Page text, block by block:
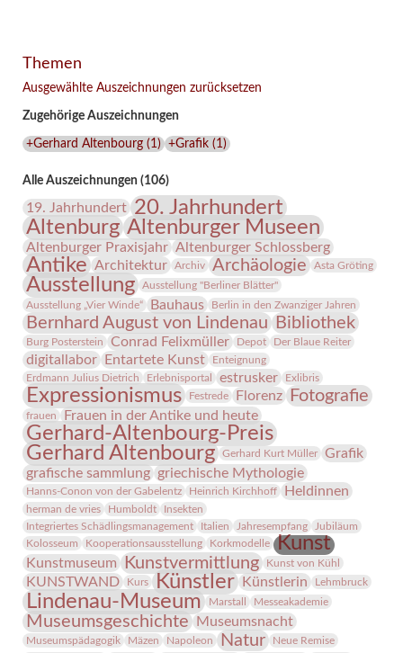
übernahm,
sie
sich
Menschen
leistete?“
Themen
Ausgewählte Auszeichnungen zurücksetzen
Zugehörige Auszeichnungen
+Gerhard Altenbourg(1 ) +Grafik(1 )
Alle Auszeichnungen (106)
19. Jahrhundert 20. Jahrhundert
Altenburg Altenburger Museen
Altenburger Praxisjahr Altenburger Schlossberg
Antike Architektur Archiv Archäologie Asta Gröting
Ausstellung
Ausstellung "Berliner Blätter"
Ausstellung „Vier Winde“
Bauhaus Berlin in den Zwanziger Jahren
Bernhard August von Lindenau Bibliothek
Burg Posterstein Conrad Felixmüller Depot Der Blaue Reiter
digitallabor Entartete Kunst
Enteignung
Erdmann Julius Dietrich
Erlebnisportal estrusker Exlibris
Expressionismus Festrede Florenz Fotografie
frauen Frauen in der Antike und heute
Gerhard-Altenbourg-Preis
Gerhard Altenbourg
Gerhard Kurt Müller
Grafik
grafische sammlung griechische Mythologie
Hanns-Conon von der Gabelentz Heinrich Kirchhoff Heldinnen
herman de vries Humboldt
Insekten
Integriertes Schädlingsmanagement
Italien Jahresempfang
Jubiläum
Kolosseum
Kooperationsausstellung Korkmodelle Kunst
Kunstmuseum Kunstvermittlung Kunst von Kühl
KUNSTWAND Kurs Künstler Künstlerin Lehmbruck
Lindenau-Museum Marstall Messeakademie
Museumsgeschichte Museumsnacht
Museumspädagogik Mäzen Napoleon Natur
Neue Remise